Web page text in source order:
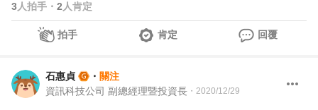
3人拍手 ・ 2 人肯定
拍手 肯定 回覆
石惠貞 ・ 關注
資訊科技公司 副總經理暨投資長 ・ 2020/12/29